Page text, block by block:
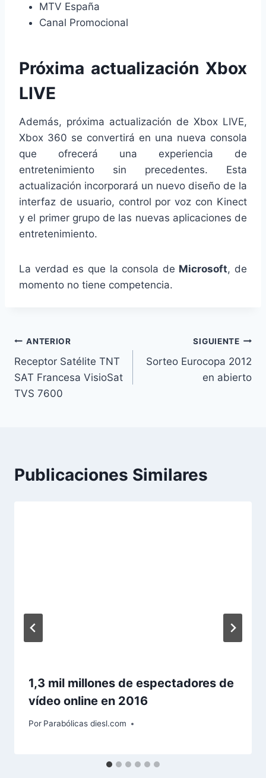
MTV España
Canal Promocional
Próxima actualización Xbox
LIVE
Además, próxima actualización de Xbox LIVE,
Xbox 360 se convertirá en una nueva consola
que ofrecerá una experiencia de
entretenimiento sin precedentes. Esta
actualización incorporará un nuevo diseño de la
interfaz de usuario, control por voz con Kinect
y el primer grupo de las nuevas aplicaciones de
entretenimiento.
La verdad es que la consola de Microsoft, de
momento no tiene competencia.
Navegación
de
entradas
ANTERIOR
Receptor Satélite TNT
SAT Francesa VisioSat
TVS 7600
SIGUIENTE
Sorteo Eurocopa 2012
en abierto
Publicaciones Similares
1,3 mil millones de espectadores de
vídeo online en 2016
Por Parabólicas diesl.com